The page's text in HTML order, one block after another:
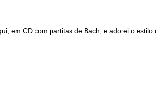
em CD com partitas de Bach, e adorei o estilo